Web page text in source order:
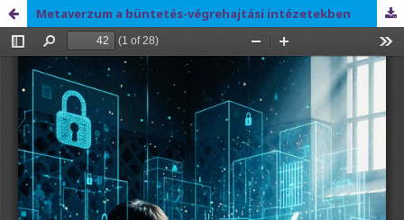
Metaverzum a büntetés-végrehajtási intézetekben